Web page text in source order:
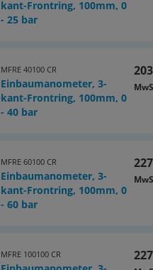
kant-Frontring, 100mm, 0
- 25 bar
MFRE 40100 CR
Einbaumanometer, 3-
kant-Frontring, 100mm, 0
- 40 bar
MFRE 60100 CR
Einbaumanometer, 3-
kant-Frontring, 100mm, 0
- 60 bar
MFRE 100100 CR